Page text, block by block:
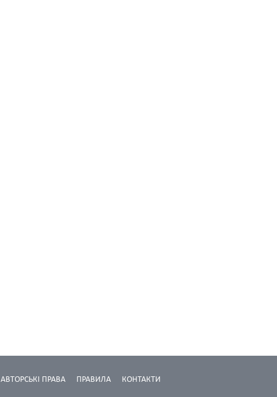
КОНТАКТИ
ПРАВИЛА
АВТОРСЬКІ ПРАВА